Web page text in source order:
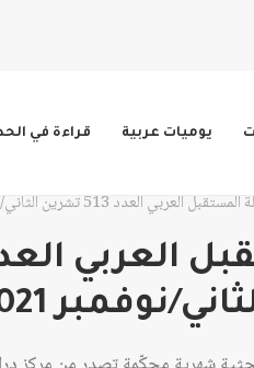
يوميات عربية قراءة في
العربي العدد 513 تشرين الثاني/نوفمبر 2021
العربي